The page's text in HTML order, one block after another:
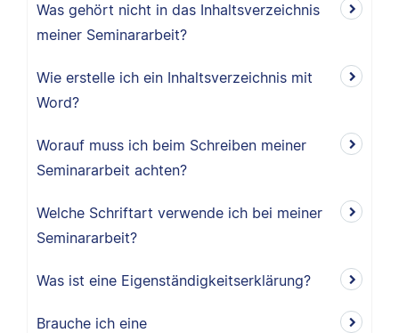
Was gehört nicht in das Inhaltsverzeichnis
meiner Seminararbeit?
Wie erstelle ich ein Inhaltsverzeichnis mit
Word?
Worauf muss ich beim Schreiben meiner
Seminararbeit achten?
Welche Schriftart verwende ich bei meiner
Seminararbeit?
Was ist eine Eigenständigkeitserklärung?
Brauche ich eine